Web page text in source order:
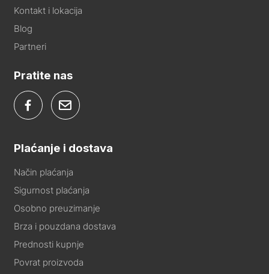
Kontakt i lokacija
Blog
Partneri
Pratite nas
Plaćanje i dostava
Način plaćanja
Sigurnost plaćanja
Osobno preuzimanje
Brza i pouzdana dostava
Prednosti kupnje
Povrat proizvoda